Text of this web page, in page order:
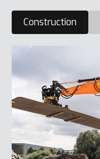
Construction